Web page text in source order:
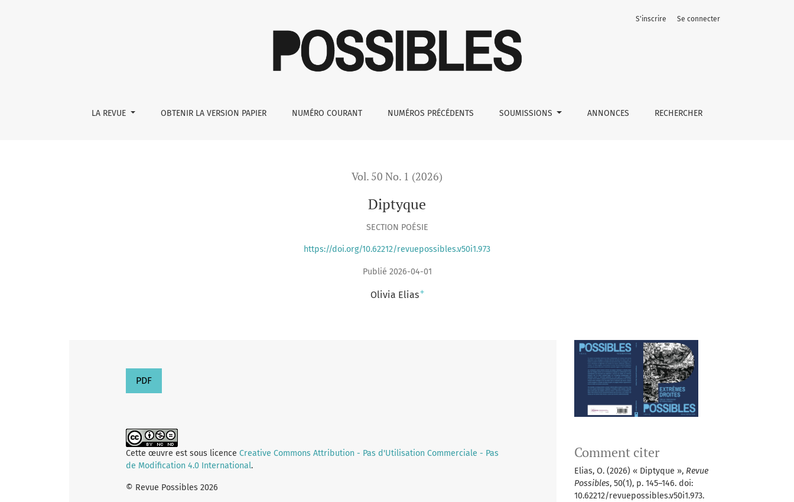
LA REVUE OBTENIR LA VERSION PAPIER NUMÉRO COURANT NUMÉROS PRÉCÉDENTS SOUMISSIONS ANNONCES RECHERCHER
S'inscrire Se connecter
Vol. 50 No. 1 (2026)
Diptyque
SECTION POÉSIE
https://doi.org/10.62212/revuepossibles.v50i1.973
Publié 2026-04-01
Olivia Elias+
Comment citer
Elias, O. (2026) « Diptyque », Revue
Possibles, 50(1), p. 145–146. doi:
10.62212/revuepossibles.v50i1.973.
PDF
Cette œuvre est sous licence Creative Commons Attribution - Pas d'Utilisation Commerciale - Pas
de Modification 4.0 International.
© Revue Possibles 2026